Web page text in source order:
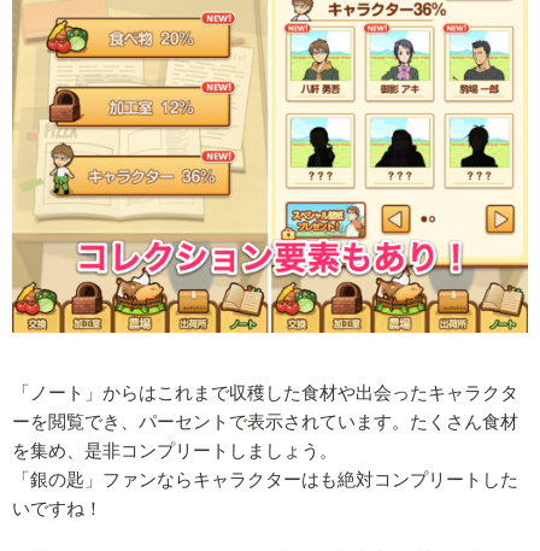
「ノート」からはこれまで収穫した食材や出会ったキャラクタ
ーを閲覧でき、パーセントで表示されています。たくさん食材
を集め、是非コンプリートしましょう。
「銀の匙」ファンならキャラクターはも絶対コンプリートした
いですね！